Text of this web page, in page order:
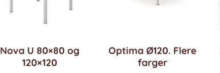
Nova U 80×80 og
120×120
Optima Ø120. Flere
farger